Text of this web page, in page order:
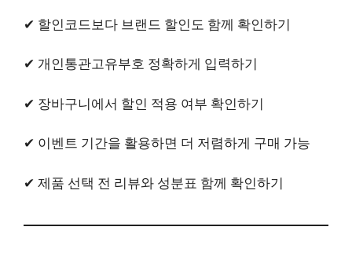
✔ 할인코드보다 브랜드 할인도 함께 확인하기
✔ 개인통관고유부호 정확하게 입력하기
✔ 장바구니에서 할인 적용 여부 확인하기
✔ 이벤트 기간을 활용하면 더 저렴하게 구매 가능
✔ 제품 선택 전 리뷰와 성분표 함께 확인하기